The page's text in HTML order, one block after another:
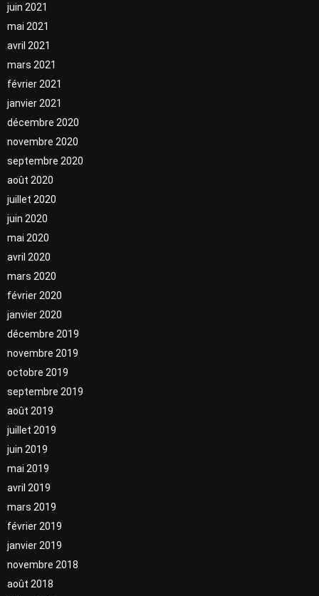
juin 2021
mai 2021
avril 2021
mars 2021
février 2021
janvier 2021
décembre 2020
novembre 2020
septembre 2020
août 2020
juillet 2020
juin 2020
mai 2020
avril 2020
mars 2020
février 2020
janvier 2020
décembre 2019
novembre 2019
octobre 2019
septembre 2019
août 2019
juillet 2019
juin 2019
mai 2019
avril 2019
mars 2019
février 2019
janvier 2019
novembre 2018
août 2018